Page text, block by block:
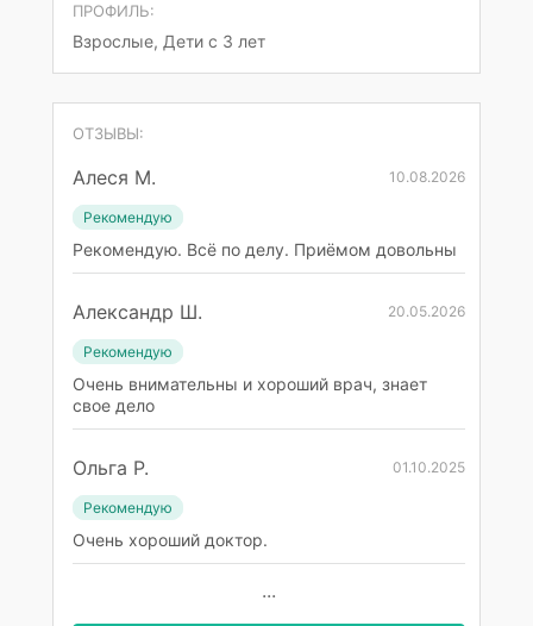
ПРОФИЛЬ:
Взрослые, Дети с 3 лет
ОТЗЫВЫ:
Алеся М. 10.08.2026
Рекомендую
Рекомендую. Всё по делу. Приёмом довольны
Александр Ш. 20.05.2026
Рекомендую
Очень внимательны и хороший врач, знает
свое дело
Ольга Р. 01.10.2025
Рекомендую
Очень хороший доктор.
...